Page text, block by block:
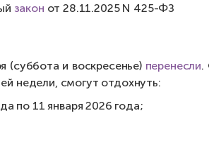
закон от 28.11.2025 N 425-ФЗ
(суббота и воскресенье) перенесли.
недели, смогут отдохнуть:
по 11 января 2026 года;